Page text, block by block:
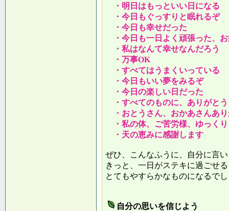
・明日はもっといい日になる
・今日もぐっすりと眠れるぞ
・今日も幸せだった
・今日も一日よく頑張った、
・私はなんて幸せなんだろう
・万事OK
・すべてはうまくいっている
・今日もいい夢をみるぞ
・今日の楽しい日だった
・すべてのものに、ありがとう
・おとうさん、おかあさんあ
・私の体、ご苦労様、ゆっく
・天の恵みに感謝します
ぜひ、こんなふうに、自分に言
きっと、一日がステキに過ごせ
とてもやすらかなものになるで
自分の思いを信じよう